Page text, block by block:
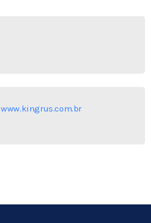
www.kingrus.com.br